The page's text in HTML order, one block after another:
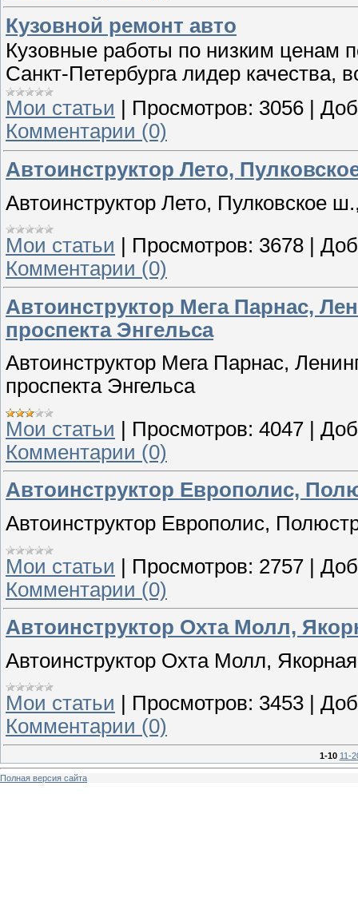
Кузовной ремонт авто
Кузовные работы по низким ценам
Санкт-Петербурга лидер качества,
Мои статьи
Просмотров: 3056
Комментарии (0)
Автоинструктор Лето,
Автоинструктор Лето, Пулковское
Мои статьи
Просмотров: 3678
Комментарии (0)
Автоинструктор Мега Парнас,
проспекта Энгельса
Автоинструктор Мега Парнас,
проспекта Энгельса
Мои статьи
Просмотров: 4047
Комментарии (0)
Автоинструктор Европолис,
Автоинструктор Европолис,
Мои статьи | Просмотров: 2757 |
Комментарии (0)
Автоинструктор Охта Молл,
Автоинструктор Охта Молл,
Мои статьи
Просмотров: 3453
Комментарии (0)
1-10 11-
Полная версия сайта